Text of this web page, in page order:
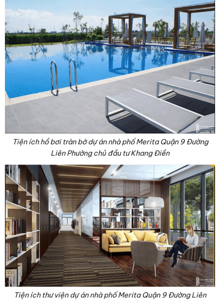
Tiện ích hồ bơi tràn bờ dự án nhà phố Merita Quận 9 Đường
Liên Phường chủ đầu tư Khang Điền
Tiện ích thư viện dự án nhà phố Merita Quận 9 Đường Liên